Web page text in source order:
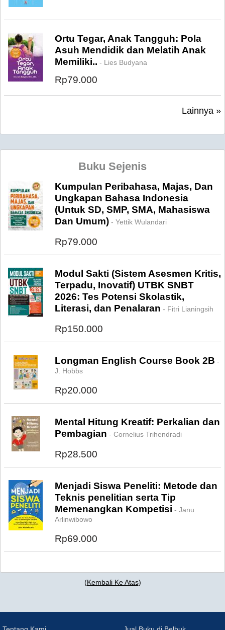
Ortu Tegar, Anak Tangguh: Pola
Asuh Mendidik dan Melatih Anak
Memiliki.. - Lies Budyana
Rp79.000
Lainnya »
Buku Sejenis
Kumpulan Peribahasa, Majas, Dan
Ungkapan Bahasa Indonesia
(Untuk SD, SMP, SMA, Mahasiswa
Dan Umum) - Yettik Wulandari
Rp79.000
Modul Sakti (Sistem Asesmen Kritis,
Terpadu, Inovatif) UTBK SNBT
2026: Tes Potensi Skolastik,
Literasi, dan Penalaran - Fitri Lianingsih
Rp150.000
Longman English Course Book 2B -
J. Hobbs
Rp20.000
Mental Hitung Kreatif: Perkalian dan
Pembagian - Cornelius Trihendradi
Rp28.500
Menjadi Siswa Peneliti: Metode dan
Teknis penelitian serta Tip
Memenangkan Kompetisi - Janu
Arlinwibowo
Rp69.000
(Kembali Ke Atas)